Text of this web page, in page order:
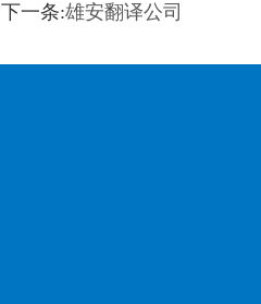
下一条:雄安翻译公司